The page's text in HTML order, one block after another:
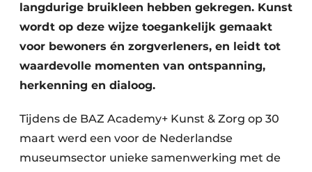
langdurige bruikleen hebben gekregen. Kunst
wordt op deze wijze toegankelijk gemaakt
voor bewoners én zorgverleners, en leidt tot
waardevolle momenten van ontspanning,
herkenning en dialoog.
Tijdens de BAZ Academy+ Kunst & Zorg op 30
maart werd een voor de Nederlandse
museumsector unieke samenwerking met de